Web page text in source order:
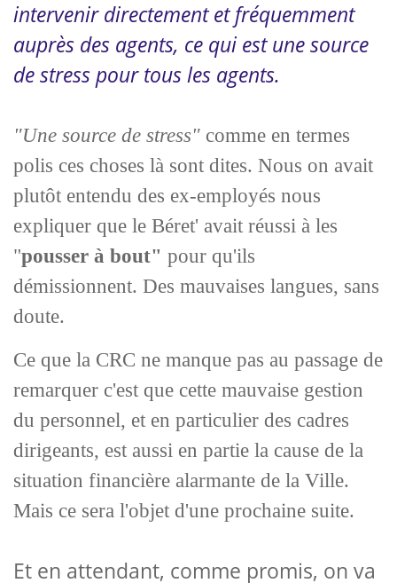
intervenir directement et fréquemment
auprès des agents, ce qui est une source
de stress pour tous les agents.
"Une source de stress" comme en termes
polis ces choses là sont dites. Nous on avait
plutôt entendu des ex-employés nous
expliquer que le Béret' avait réussi à les
"pousser à bout" pour qu'ils
démissionnent. Des mauvaises langues, sans
doute.
Ce que la CRC ne manque pas au passage de
remarquer c'est que cette mauvaise gestion
du personnel, et en particulier des cadres
dirigeants, est aussi en partie la cause de la
situation financière alarmante de la Ville.
Mais ce sera l'objet d'une prochaine suite.
Et en attendant, comme promis, on va